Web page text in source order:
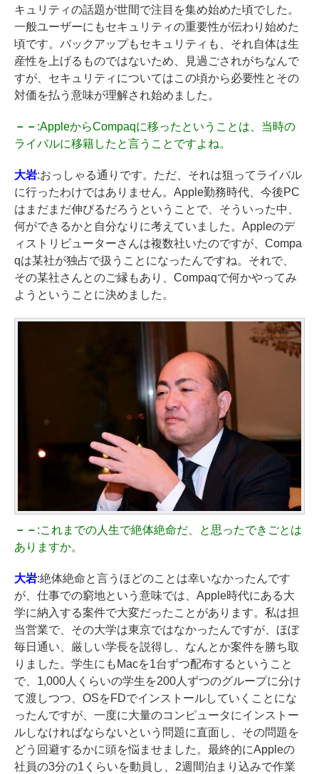
キュリティの話題が世間で注目を集め始めた頃でした。
一般ユーザーにもセキュリティの重要性が伝わり始めた
頃です。バックアップもセキュリティも、それ自体は生
産性を上げるものではないため、見過ごされがちなんで
すが、セキュリティについてはこの頃から必要性とその
対価を払う意味が理解され始めました。
－－ :AppleからCompaqに移ったということは、当時の
ライバルに移籍したと言うことですよね。
大岩:おっしゃる通りです。ただ、それは狙ってライバル
に行ったわけではありません。Apple勤務時代、今後PC
はまだまだ伸びるだろうということで、そういった中、
何ができるかと自分なりに考えていました。Appleのデ
ィストリビューターさんは複数社いたのですが、Compa
qは某社が独占で扱うことになったんですね。それで、
その某社さんとのご縁もあり、Compaqで何かやってみ
ようということに決めました。
－－ :これまでの人生で絶体絶命だ、と思ったできごとは
ありますか。
大岩:絶体絶命と言うほどのことは幸いなかったんです
が、仕事での窮地という意味では、Apple時代にある大
学に納入する案件で大変だったことがあります。私は担
当営業で、その大学は東京ではなかったんですが、ほぼ
毎日通い、厳しい学長を説得し、なんとか案件を勝ち取
りました。学生にもMacを1台ずつ配布するということ
で、1,000人くらいの学生を200人ずつのグループに分け
て渡しつつ、OSをFDでインストールしていくことにな
ったんですが、一度に大量のコンピュータにインストー
ルしなければならないという問題に直面し、その問題を
どう回避するかに頭を悩ませました。最終的にAppleの
社員の3分の1くらいを動員し、2週間泊まり込みで作業